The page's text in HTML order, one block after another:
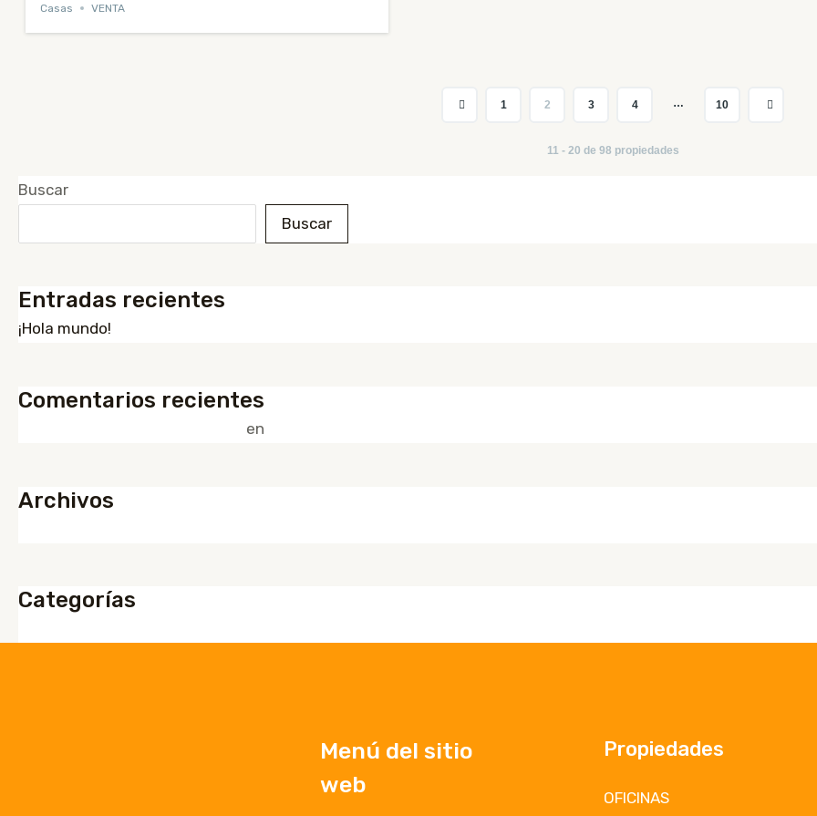
Casas VENTA
1 2 3 4 … 10
11 - 20 de 98 propiedades
Buscar
Buscar
Entradas recientes
¡Hola mundo!
Comentarios recientes
en
Archivos
Categorías
Menú del sitio
web
Propiedades
OFICINAS